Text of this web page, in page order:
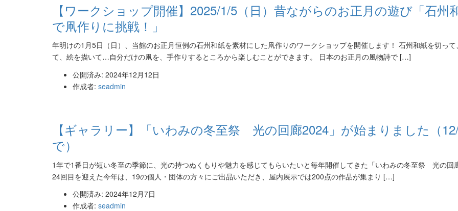
【ワークショップ開催】2025/1/5（日）昔ながらのお正月の遊び「石州
で凧作りに挑戦！」
年明けの1月5日（日）、当館のお正月恒例の石州和紙を素材にした凧作りのワークショップを開催します！ 石州和紙を切って
て、絵を描いて…自分だけの凧を、手作りするところから楽しむことができます。 日本のお正月の風物詩で […]
公開済み: 2024年12月12日
作成者: seadmin
【ギャラリー】「いわみの冬至祭 光の回廊2024」が始まりました（
で）
1年で1番日が短い冬至の季節に、光の持つぬくもりや魅力を感じてもらいたいと毎年開催してきた「いわみの冬至祭 光の回廊
24回目を迎えた今年は、19の個人・団体の方々にご出品いただき、屋内展示では200点の作品が集まり […]
公開済み: 2024年12月7日
作成者: seadmin